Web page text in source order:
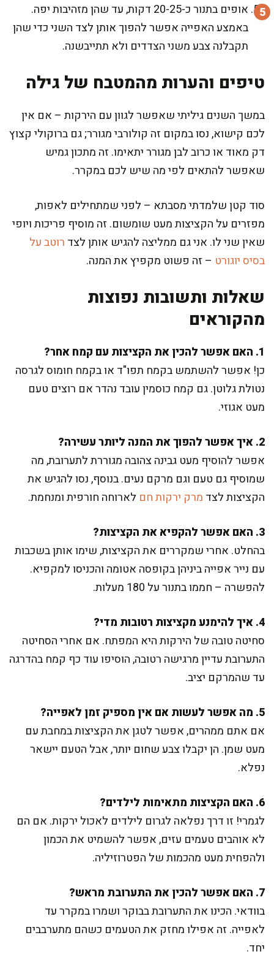
אופים בתנור כ-20-25 דקות, עד שהן מזהיבות יפה.
באמצע האפייה אפשר להפוך אותן לצד השני כדי שהן
תקבלנה צבע משני הצדדים ולא תתייבשנה.
טיפים והערות מהמטבח של גילה
במשך השנים גיליתי שאפשר לגוון עם הירקות – אם אין
לכם קישוא, נסו במקום זה קולורבי מגורר; גם ברוקולי קצוץ
דק מאוד או כרוב לבן מגורר יתאימו. זה מתכון גמיש
שאפשר להתאים לפי מה שיש לכם במקרר.
סוד קטן שלמדתי מסבתא – לפני שמתחילים לאפות,
מפזרים על הקציצות מעט שומשום. זה מוסיף פריכות ויופי
שאין שני לו. אני גם ממליצה להגיש אותן לצד רוטב על
בסיס יוגורט – זה פשוט מקפיץ את המנה.
שאלות ותשובות נפוצות
מהקוראים
1. האם אפשר להכין את הקציצות עם קמח אחר?
כן! אפשר להשתמש בקמח תפו"ד או בקמח חומוס לגרסה
נטולת גלוטן. גם קמח כוסמין עובד נהדר אם רוצים טעם
מעט אגוזי.
2. איך אפשר להפוך את המנה ליותר עשירה?
אפשר להוסיף מעט גבינה צהובה מגוררת לתערובת, מה
שמוסיף גם טעם וגם מרקם נעים. בנוסף, נסו להגיש את
הקציצות לצד מרק ירקות חם לארוחה חורפית ומנחמת.
3. האם אפשר להקפיא את הקציצות?
בהחלט. אחרי שמקררים את הקציצות, שימו אותן בשכבות
עם נייר אפייה ביניהן בקופסה אטומה והכניסו למקפיא.
להפשרה – חממו בתנור על 180 מעלות.
4. איך להימנע מקציצות רטובות מדי?
סחיטה טובה של הירקות היא המפתח. אם אחרי הסחיטה
התערובת עדיין מרגישה רטובה, הוסיפו עוד כף קמח בהדרגה
עד שהמרקם יציב.
5. מה אפשר לעשות אם אין מספיק זמן לאפייה?
אם אתם ממהרים, אפשר לטגן את הקציצות במחבת עם
מעט שמן. הן יקבלו צבע שחום יותר, אבל הטעם יישאר
נפלא.
6. האם הקציצות מתאימות לילדים?
לגמרי! זו דרך נפלאה לגרום לילדים לאכול ירקות. אם הם
לא אוהבים טעמים עזים, אפשר להשמיט את הכמון
ולהפחית מעט מהכמות של הפטרוזיליה.
7. האם אפשר להכין את התערובת מראש?
בוודאי. הכינו את התערובת בבוקר ושמרו במקרר עד
לאפייה. זה אפילו מחזק את הטעמים כשהם מתערבבים
יחד.